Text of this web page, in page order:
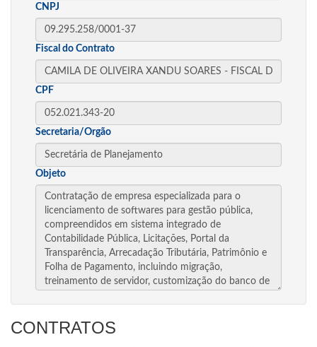
CNPJ
Fiscal do Contrato
CPF
Secretaria/Orgão
Objeto
CONTRATOS